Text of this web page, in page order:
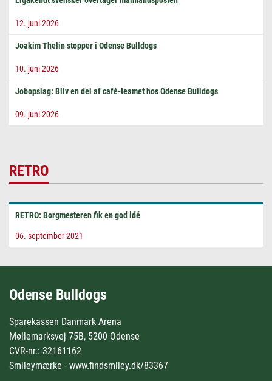
12. juni 2026
Joakim Thelin stopper i Odense Bulldogs
10. juni 2026
Jobopslag: Bliv en del af café-teamet hos Odense Bulldogs
09. juni 2026
RETRO
RETRO: Borgmesteren fik en god idé
06. september 2021
Odense Bulldogs
Sparekassen Danmark Arena
Møllemarksvej 75B, 5200 Odense
CVR-nr.: 32161162
Smileymærke - www.findsmiley.dk/83367